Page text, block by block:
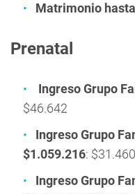
Matrimonio
Prenatal
Ingreso Grupo
$46.642
Ingreso Grupo
$1.059.216: $31.460
Ingreso Grupo